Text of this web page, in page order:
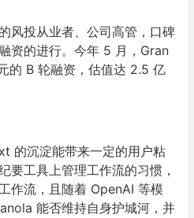
风投从业者、公司高管，口碑
资的进行。今年 5 月，Gran
的 B 轮融资，估值达 2.5 亿
的沉淀能带来一定的用户粘
要工具上管理工作流的习惯，
作流，且随着 OpenAI 等模
能否维持自身护城河，并